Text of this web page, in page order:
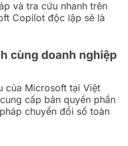
và tra cứu nhanh trên
Copilot độc lập sẽ là
cùng doanh nghiệp
của Microsoft tại Việt
cấp bản quyền phần
chuyển đổi số toàn